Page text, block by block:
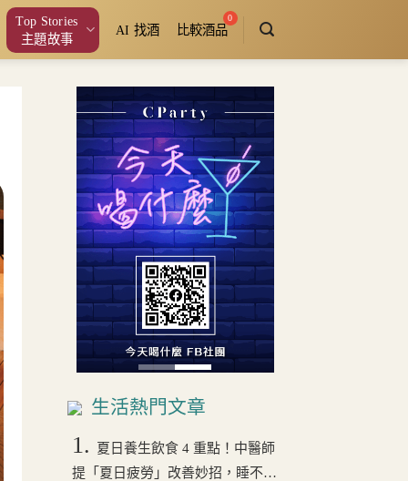
Top Stories
主題故事
AI 找酒 比較酒品
生活熱門文章
1.
夏日養生飲食 4 重點！中醫師
提「夏日疲勞」改善妙招，睡不